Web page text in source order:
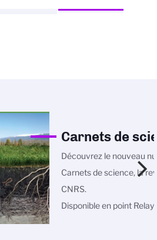
Carnets de
Découvrez le nouveau
Carnets de science, la
CNRS.
Disponible en point Relay